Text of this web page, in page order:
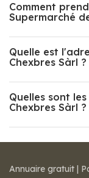
Comment
Supermarché
Quelle est
Chexbres Sàrl ?
Quelles sont
Chexbres Sàrl ?
Annuaire gratuit |